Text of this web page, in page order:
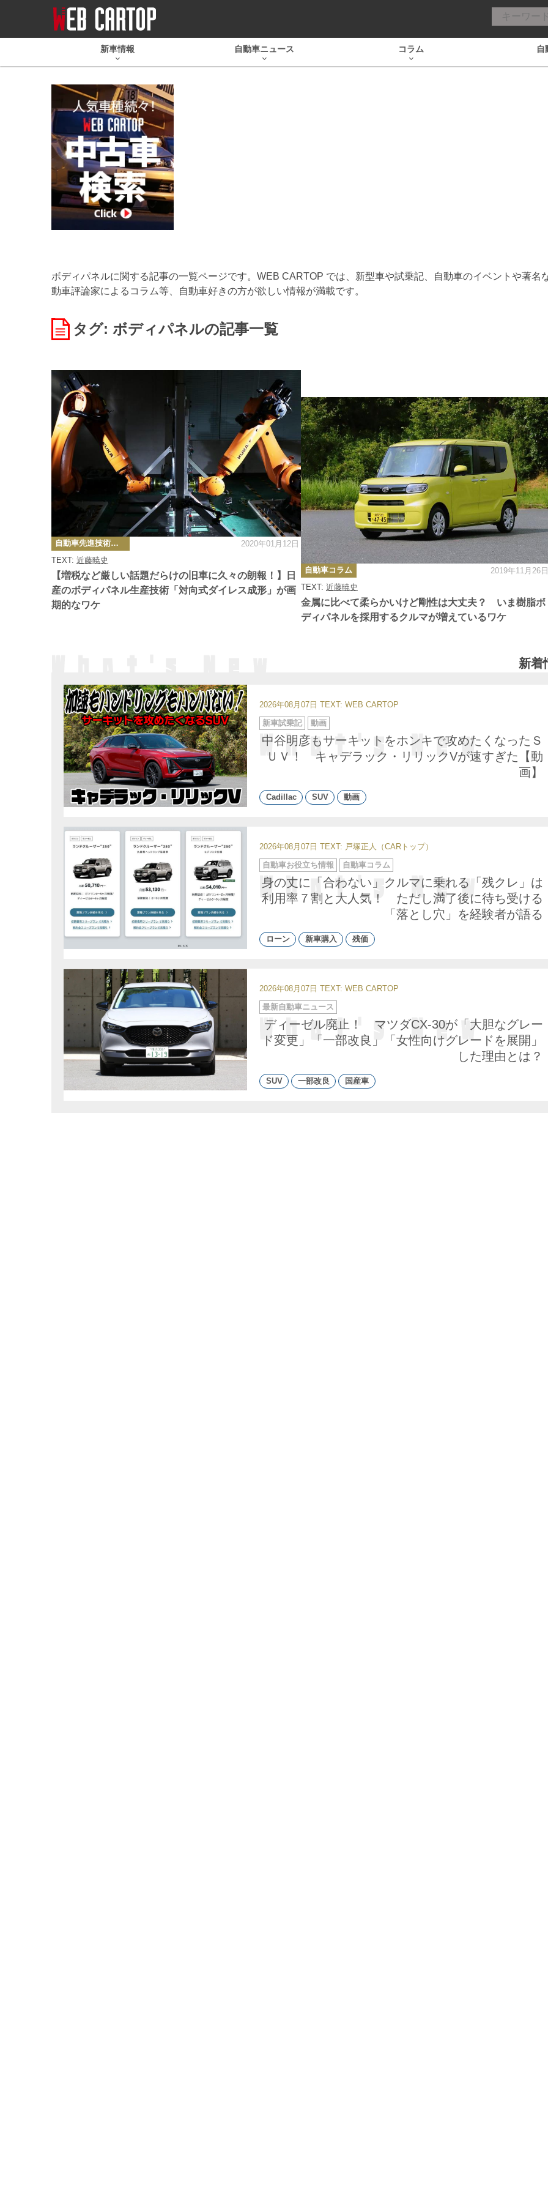
新車情報 自動車ニュース コラム 自
ボディパネルに関する記事の一覧ページです。WEB CARTOP では、新型車や試乗記、自動車のイベントや著名
動車評論家によるコラム等、自動車好きの方が欲しい情報が満載です。
タグ: ボディパネルの記事一覧
【増税など厳しい話題だらけの旧車に久々の朗報！】日
産のボディパネル生産技術「対向式ダイレス成形」が画
期的なワケ
TEXT: 近藤暁史
カ
テ
ゴ
リ
ー
自動車先進技術・テクノロジーニュース 2020年01月12日
金属に比べて柔らかいけど剛性は大丈夫？ いま樹脂ボ
ディパネルを採用するクルマが増えているワケ
TEXT: 近藤暁史
カ
テ
ゴ
リ
ー
自動車コラム 2019年11月26日
新着
2026年08月07日 TEXT: WEB CARTOP
中谷明彦もサーキットをホンキで攻めたくなったＳ
ＵＶ！ キャデラック・リリックVが速すぎた【動
画】
カ
テ
ゴ
リ
ー
新車試乗記 動画
Cadillac SUV 動画
2026年08月07日 TEXT: 戸塚正人（CARトップ）
身の丈に「合わない」クルマに乗れる「残クレ」は
利用率７割と大人気！ ただし満了後に待ち受ける
「落とし穴」を経験者が語る
カ
テ
ゴ
リ
ー
自動車お役立ち情報 自動車コラム
ローン 新車購入 残価
2026年08月07日 TEXT: WEB CARTOP
ディーゼル廃止！ マツダCX-30が「大胆なグレー
ド変更」「一部改良」「女性向けグレードを展開」
した理由とは？
カ
テ
ゴ
リ
ー
最新自動車ニュース
SUV 一部改良 国産車